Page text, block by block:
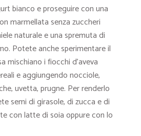
bianco e proseguire con una
marmellata senza zuccheri
naturale e una spremuta di
Potete anche sperimentare il
mischiano i fiocchi d’aveva
e aggiungendo nocciole,
uvetta, prugne. Per renderlo
semi di girasole, di zucca e di
con latte di soia oppure con lo